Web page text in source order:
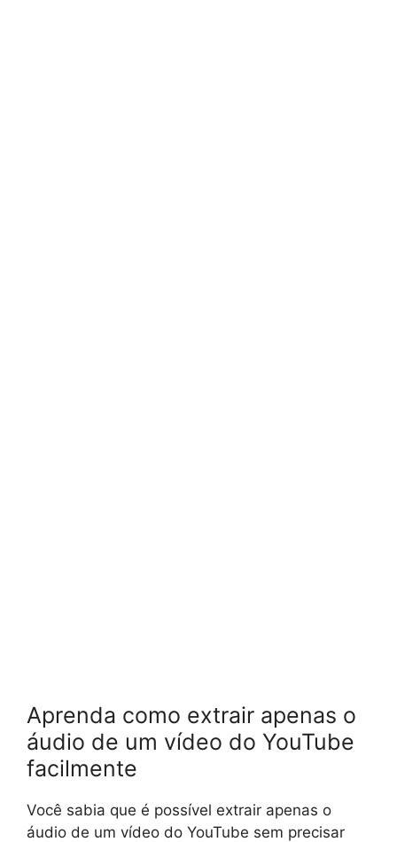
Aprenda como extrair apenas o
áudio de um vídeo do YouTube
facilmente
Você sabia que é possível extrair apenas o
áudio de um vídeo do YouTube sem precisar